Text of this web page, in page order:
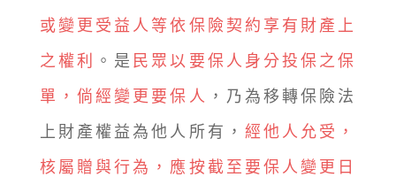
或變更受益人等依保險契約享有財產上
之權利
。是 民眾以要保人身分投保之保
單，倘經變更要保人 ，乃為移轉保險法
上財產權益為他人所有， 經他人允受，
核屬贈與行為，應按截至要保人變更日